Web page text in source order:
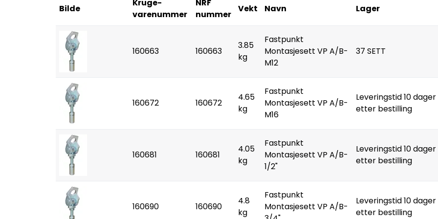
Bilde
Kruge-
varenummer
NRF
nummer
Vekt Navn Lager
160663 160663
3.85
kg
Fastpunkt
Montasjesett VP A/B-
M12
37 SETT
160672 160672
4.65
kg
Fastpunkt
Montasjesett VP A/B-
M16
Leveringstid 10 dager
etter bestilling
160681 160681
4.05
kg
Fastpunkt
Montasjesett VP A/B-
1/2"
Leveringstid 10 dager
etter bestilling
160690 160690
4.8
kg
Fastpunkt
Montasjesett VP A/B-
Leveringstid 10 dager
etter bestilling